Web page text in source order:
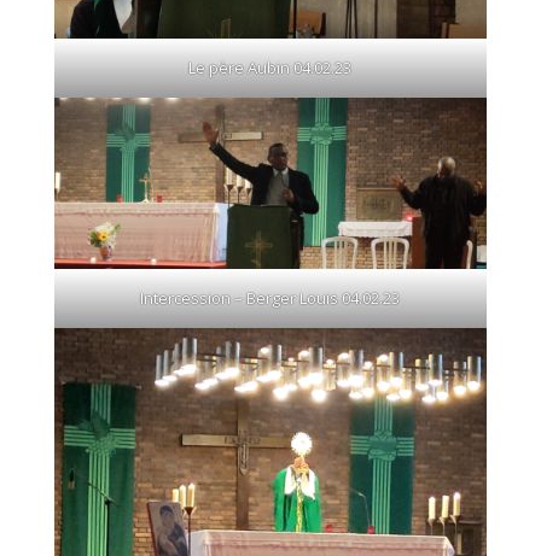
Le père Aubin 04.02.23
Intercession – Berger Louis 04.02.23